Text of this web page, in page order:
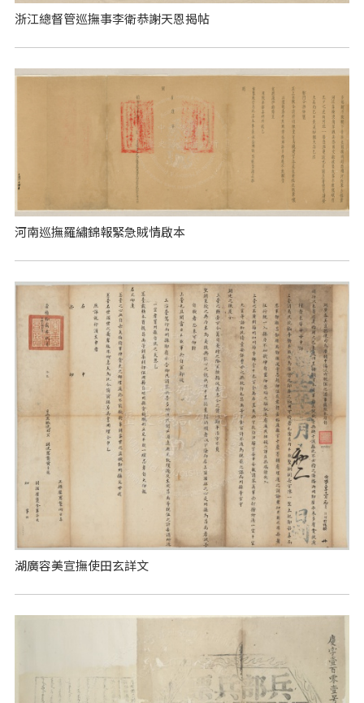
浙江總督管巡撫事李衛恭謝天恩揭帖
河南巡撫羅繡錦報緊急賊情啟本
湖廣容美宣撫使田玄詳文